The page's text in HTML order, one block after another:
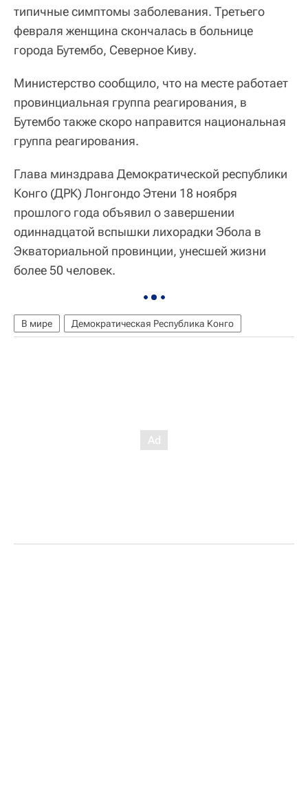
типичные симптомы заболевания. Третьего
февраля женщина скончалась в больнице
города Бутембо, Северное Киву.
Министерство сообщило, что на месте работает
провинциальная группа реагирования, в
Бутембо также скоро направится национальная
группа реагирования.
Глава минздрава Демократической республики
Конго (ДРК) Лонгондо Этени 18 ноября
прошлого года объявил о завершении
одиннадцатой вспышки лихорадки Эбола в
Экваториальной провинции, унесшей жизни
более 50 человек.
В мире Демократическая Республика Конго